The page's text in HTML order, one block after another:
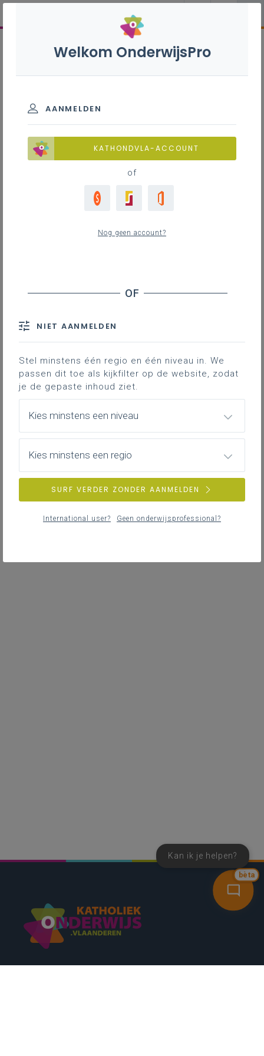
bèta
Kan ik je helpen?
Welkom OnderwijsPro
AANMELDEN
KATHONDVLA-ACCOUNT
of
Nog geen account?
NIET AANMELDEN
Stel minstens één regio en één niveau in. We
passen dit toe als kijkfilter op de website, zodat
je de gepaste inhoud ziet.
Kies minstens een niveau
Kies minstens een regio
SURF VERDER ZONDER AANMELDEN
International user? Geen onderwijsprofessional?